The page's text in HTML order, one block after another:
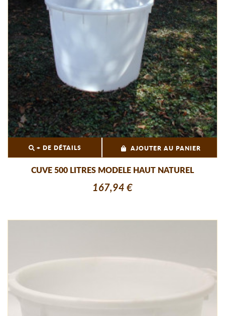
+ DE DÉTAILS AJOUTER AU PANIER
CUVE 500 LITRES MODELE HAUT NATUREL
167,94 €